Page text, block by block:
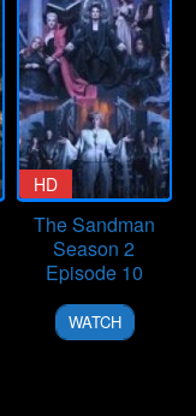
HD
The Sandman
Season 2
Episode 10
24
Jul
WATCH